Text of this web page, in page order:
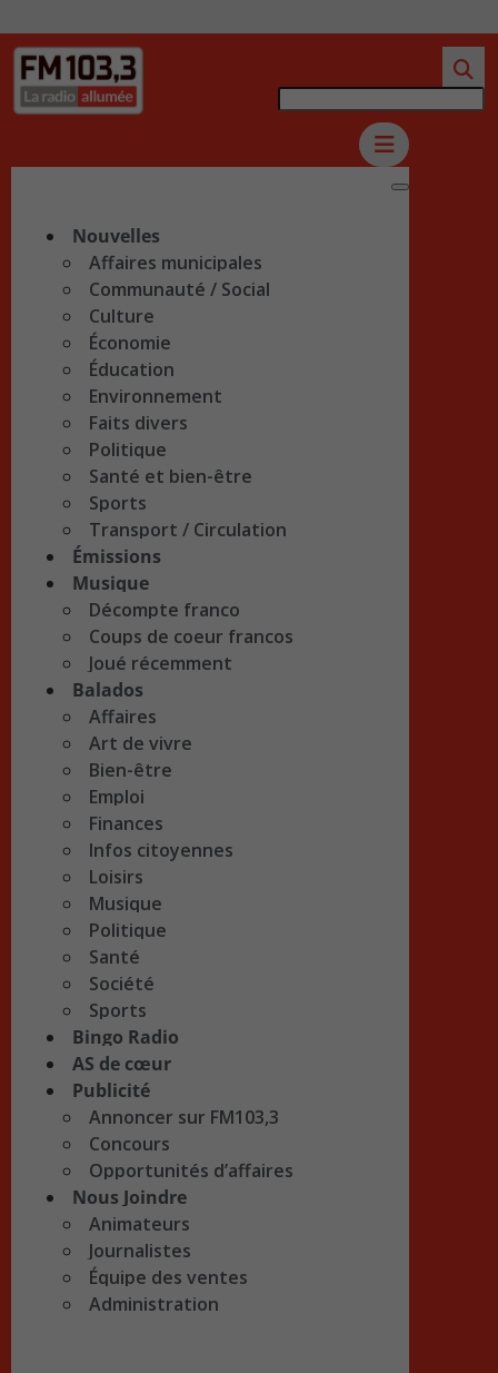
Nouvelles
Affaires municipales
Communauté / Social
Culture
Économie
Éducation
Environnement
Faits divers
Politique
Santé et bien-être
Sports
Transport / Circulation
Émissions
Musique
Décompte franco
Coups de coeur francos
Joué récemment
Balados
Affaires
Art de vivre
Bien-être
Emploi
Finances
Infos citoyennes
Loisirs
Musique
Politique
Santé
Société
Sports
Bingo Radio
AS de cœur
Publicité
Annoncer sur FM103,3
Concours
Opportunités d’affaires
Nous Joindre
Animateurs
Journalistes
Équipe des ventes
Administration